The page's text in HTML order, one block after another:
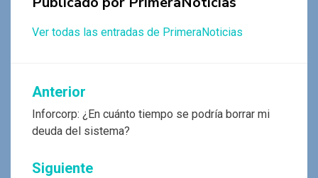
Ver todas las entradas de PrimeraNoticias
Navegación
de
entradas
Anterior
Inforcorp: ¿En cuánto tiempo se podría borrar mi
deuda del sistema?
Siguiente